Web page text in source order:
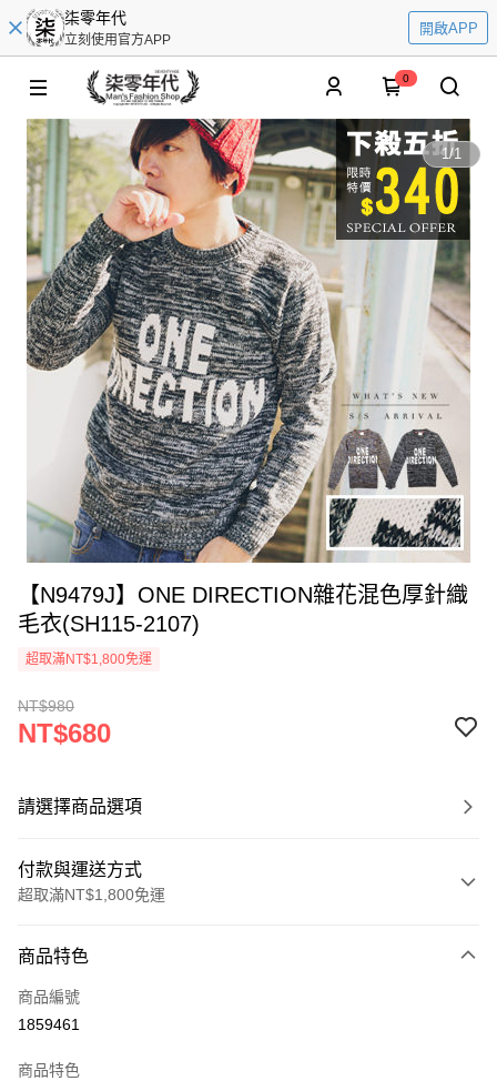
柒零年代
立刻使用官方APP
開啟APP
0
1/1
【N9479J】ONE DIRECTION雜花混色厚針織
毛衣(SH115-2107)
超取滿NT$1,800免運
NT$980
NT$680
請選擇商品選項
付款與運送方式
超取滿NT$1,800免運
信用卡一次付款
超商取貨付款
商品特色
商品編號
1859461
商品特色